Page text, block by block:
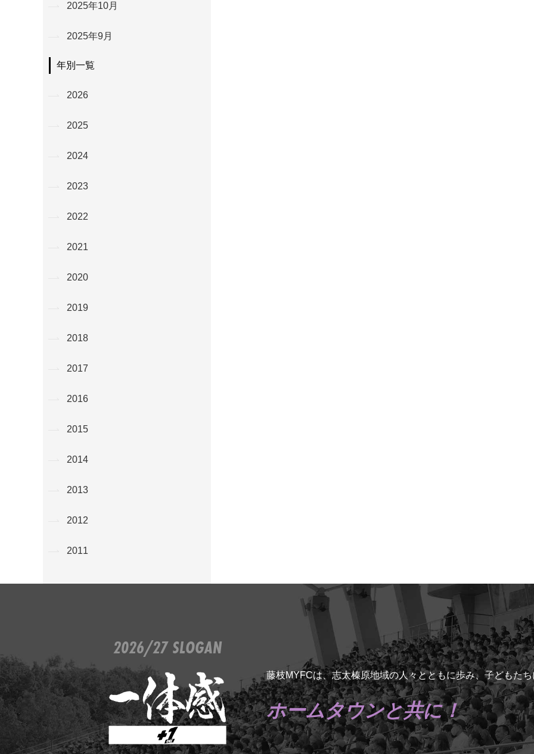
2025年10月
2025年9月
年別一覧
2026
2025
2024
2023
2022
2021
2020
2019
2018
2017
2016
2015
2014
2013
2012
2011
2026/27 SLOGAN
藤枝MYFCは、志太榛原地域の人々とともに歩み、子どもた
ホームタウンと共に！